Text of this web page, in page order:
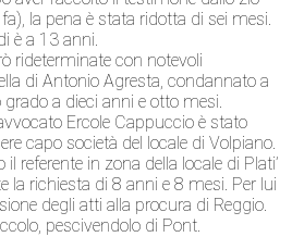
la pena è stata ridotta di sei mesi.
è a 13 anni.
rideterminate con notevoli
di Antonio Agresta, condannato a
a dieci anni e otto mesi.
Ercole Cappuccio è stato
capo società del locale di Volpiano.
referente in zona della locale di Plati’
la richiesta di 8 anni e 8 mesi. Per lui
degli atti alla procura di Reggio.
pescivendolo di Pont.